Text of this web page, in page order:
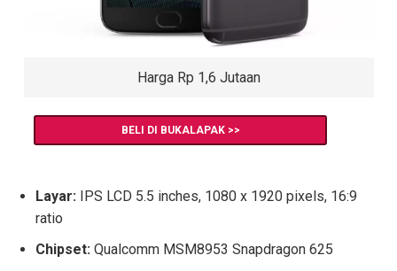
Harga Rp 1,6 Jutaan
BELI DI BUKALAPAK >>
Layar: IPS LCD 5.5 inches, 1080 x 1920 pixels, 16:9
ratio
Chipset: Qualcomm MSM8953 Snapdragon 625